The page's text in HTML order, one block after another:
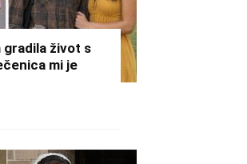
gradila život s
mi je